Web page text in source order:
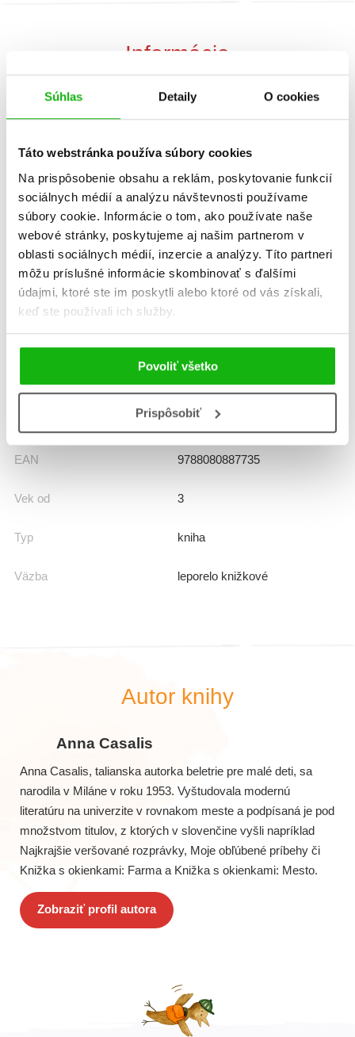
Súhlas Detaily O cookies
Táto webstránka používa súbory cookies
Na prispôsobenie obsahu a reklám, poskytovanie funkcií
sociálnych médií a analýzu návštevnosti používame
súbory cookie. Informácie o tom, ako používate naše
webové stránky, poskytujeme aj našim partnerom v
oblasti sociálnych médií, inzercie a analýzy. Títo partneri
môžu príslušné informácie skombinovať s ďalšími
údajmi, ktoré ste im poskytli alebo ktoré od vás získali,
keď ste používali ich služby.
Povoliť všetko
Prispôsobiť
Informácie
Počet strán 12
Dátum vydania 1.10.2023
Formát 250x250 mm
Jazyk
Rady Knižka s okienkami
Erika Meszarošová
EAN 9788080887735
Vek od 3
Typ kniha
Väzba leporelo knižkové
Autor knihy
Anna Casalis
Anna Casalis, talianska autorka beletrie pre malé deti, sa
narodila v Miláne v roku 1953. Vyštudovala modernú
literatúru na univerzite v rovnakom meste a podpísaná je pod
množstvom titulov, z ktorých v slovenčine vyšli napríklad
Najkrajšie veršované rozprávky, Moje obľúbené príbehy či
Knižka s okienkami: Farma a Knižka s okienkami: Mesto.
Zobraziť profil autora